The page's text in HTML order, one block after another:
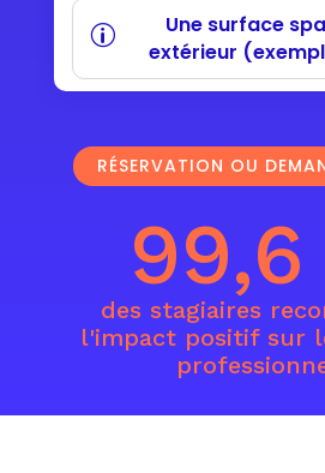
Une surface
extérieur
RÉSERVATION OU
99,6
des stagiaires
l'impact positif sur